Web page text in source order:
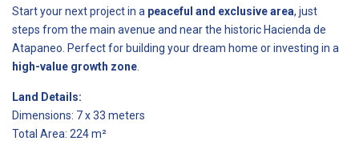
Start your next project in a peaceful and exclusive area, just
steps from the main avenue and near the historic Hacienda de
Atapaneo. Perfect for building your dream home or investing in a
high-value growth zone
Land Details:
Dimensions: 7 x 33 meters
Total Area: 224 m²